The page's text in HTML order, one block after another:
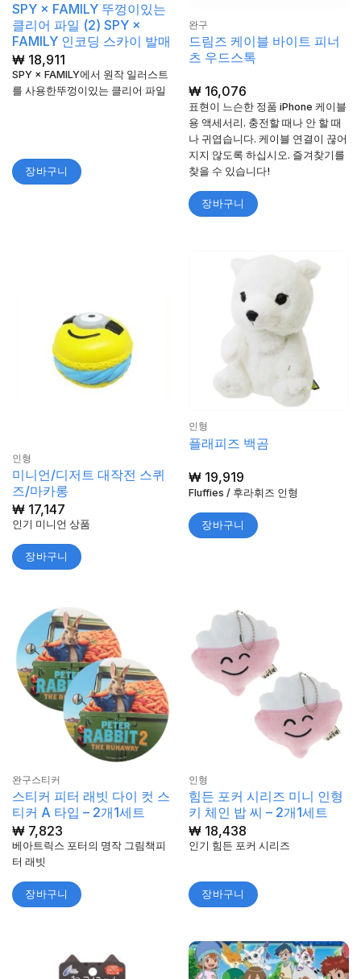
SPY × FAMILY 뚜껑이있는
클리어 파일 (2) SPY ×
FAMILY 인코딩 스카이 발매
₩18,911
SPY × FAMILY에서 원작 일러스트
를 사용한뚜껑이있는 클리어 파일
장바구니
완구
드림즈 케이블 바이트 피너
츠 우드스톡
₩16,076
표현이 느슨한 정품 iPhone 케이블
용 액세서리. 충전할 때나 안 할 때
나 귀엽습니다. 케이블 연결이 끊어
지지 않도록 하십시오. 즐겨찾기를
찾을 수 있습니다!
장바구니
인형
미니언/디저트 대작전 스퀴
즈/마카롱
₩17,147
인기 미니언 상품
장바구니
인형
플래피즈 백곰
₩19,919
Fluffies / 후라휘즈 인형
장바구니
완구스티커
스티커 피터 래빗 다이 컷 스
티커 A 타입 – 2개1세트
₩7,823
베아트릭스 포터의 명작 그림책피
터 래빗
장바구니
인형
힘든 포커 시리즈 미니 인형
키 체인 밥 씨 – 2개1세트
₩18,438
인기 힘든 포커 시리즈
장바구니